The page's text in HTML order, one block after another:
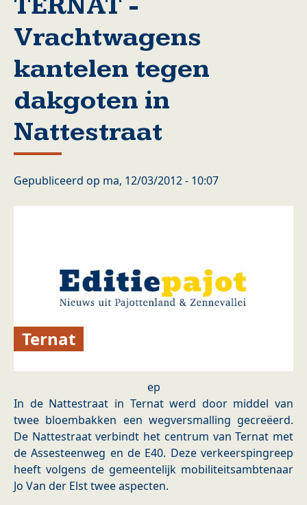
Vrachtwagens
kantelen tegen
dakgoten in
Nattestraat
Gepubliceerd op ma, 12/03/2012 - 10:07
Ternat
ep
In de Nattestraat in Ternat werd door middel van
twee bloembakken een wegversmalling gecreëerd.
De Nattestraat verbindt het centrum van Ternat met
de Assesteenweg en de E40. Deze verkeerspingreep
heeft volgens de gemeentelijk mobiliteitsambtenaar
Jo Van der Elst twee aspecten.